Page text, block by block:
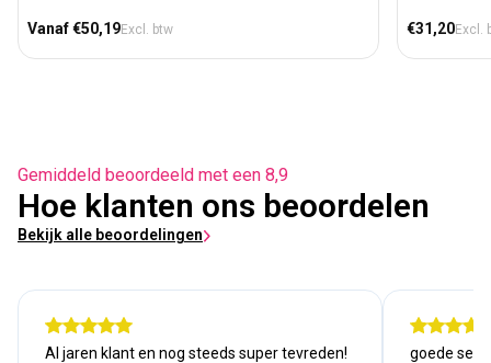
Normale prijs
Vanaf €50,19Excl. btw Normale
€31,20Excl.
Gemiddeld beoordeeld met een 8,9
Hoe klanten ons beoordelen
Bekijk alle beoordelingen
Al jaren klant en nog steeds super tevreden! goede